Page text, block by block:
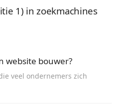
1) in zoekmachines
website bouwer?
veel ondernemers zich